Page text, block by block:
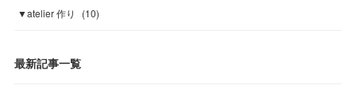
▼atelier 作り (10)
最新記事一覧